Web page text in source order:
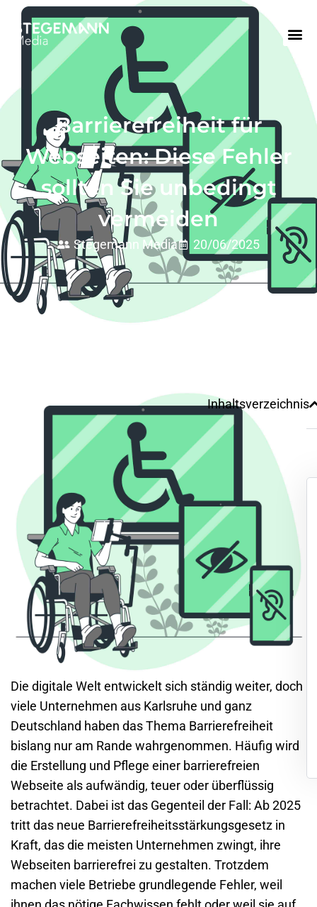
Barrierefreiheit für
Webseiten: Diese Fehler
sollten Sie unbedingt
vermeiden
Stegemann Media 20/06/2025
Die digitale Welt entwickelt sich ständig weiter, doch
viele Unternehmen aus Karlsruhe und ganz
Deutschland haben das Thema Barrierefreiheit
bislang nur am Rande wahrgenommen. Häufig wird
die Erstellung und Pflege einer barrierefreien
Webseite als aufwändig, teuer oder überflüssig
betrachtet. Dabei ist das Gegenteil der Fall: Ab 2025
tritt das neue Barrierefreiheitsstärkungsgesetz in
Kraft, das die meisten Unternehmen zwingt, ihre
Webseiten barrierefrei zu gestalten. Trotzdem
machen viele Betriebe grundlegende Fehler, weil
Inhaltsverzeichnis